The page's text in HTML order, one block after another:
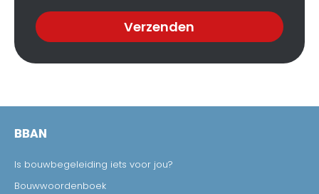
Verzenden
BBAN
Is bouwbegeleiding iets voor jou?
Bouwwoordenboek